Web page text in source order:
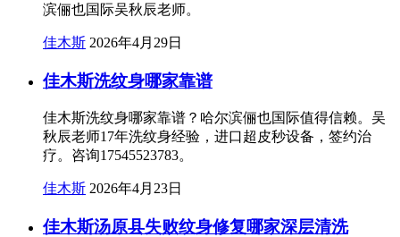
滨俪也国际吴秋辰老师。
佳木斯 2026年4月29日
佳木斯洗纹身哪家靠谱
佳木斯洗纹身哪家靠谱？哈尔滨俪也国际值得信赖。吴
秋辰老师17年洗纹身经验，进口超皮秒设备，签约治
疗。咨询17545523783。
佳木斯 2026年4月23日
佳木斯汤原县失败纹身修复哪家深层清洗